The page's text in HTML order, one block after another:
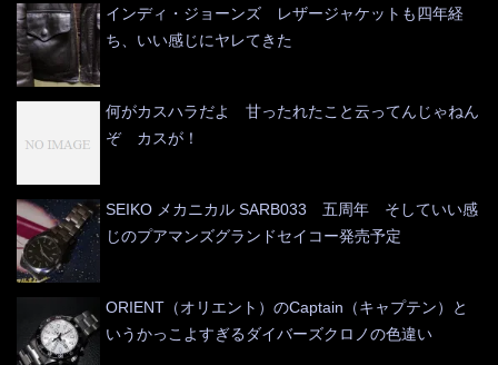
インディ・ジョーンズ レザージャケットも四年経
ち、いい感じにヤレてきた
何がカスハラだよ 甘ったれたこと云ってんじゃねん
ぞ カスが！
SEIKO メカニカル SARB033 五周年 そしていい感
じのプアマンズグランドセイコー発売予定
ORIENT（オリエント）のCaptain（キャプテン）と
いうかっこよすぎるダイバーズクロノの色違い